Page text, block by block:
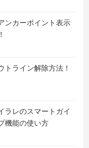
ンカーポイント表示
トライン解除方法！
ラレのスマートガイ
機能の使い方